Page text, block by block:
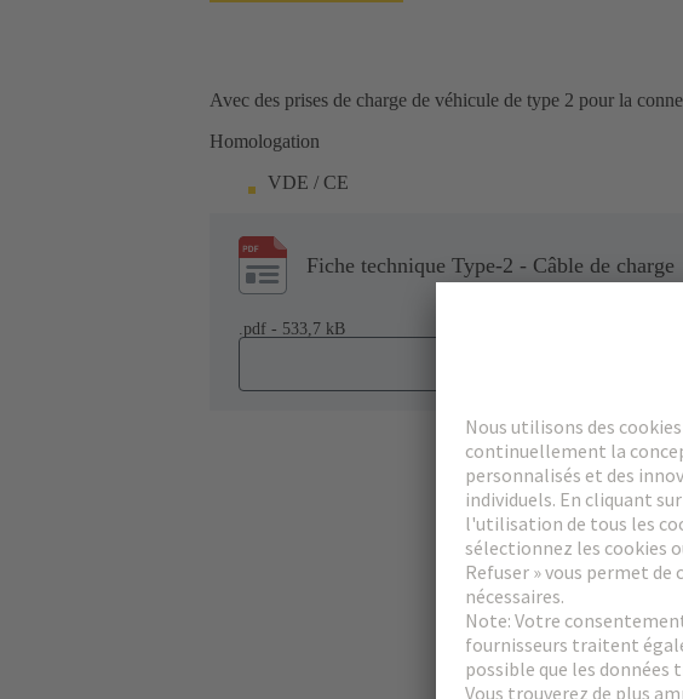
Avec des prises de charge de véhicule de type 2 pour la
Homologation
VDE / CE
Fiche technique Type-2 - Câble de charge
.pdf - 533,7 kB